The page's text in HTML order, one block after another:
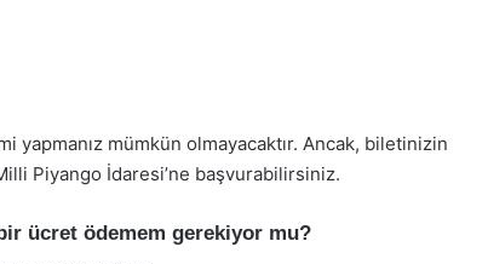
mümkün olmayacaktır. Ancak, biletinizin
Piyango İdaresi’ne başvurabilirsiniz.
ücret ödemem gerekiyor mu?